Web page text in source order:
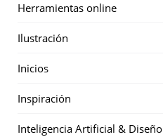
Herramientas online
Ilustración
Inicios
Inspiración
Inteligencia Artificial & Diseño